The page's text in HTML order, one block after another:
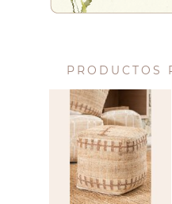
PRODUCTOS